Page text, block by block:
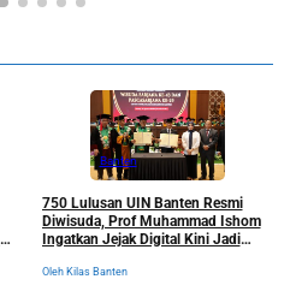
Banten
750 Lulusan UIN Banten Resmi
Diwisuda, Prof Muhammad Ishom
Ingatkan Jejak Digital Kini Jadi
Oleh Kilas Banten